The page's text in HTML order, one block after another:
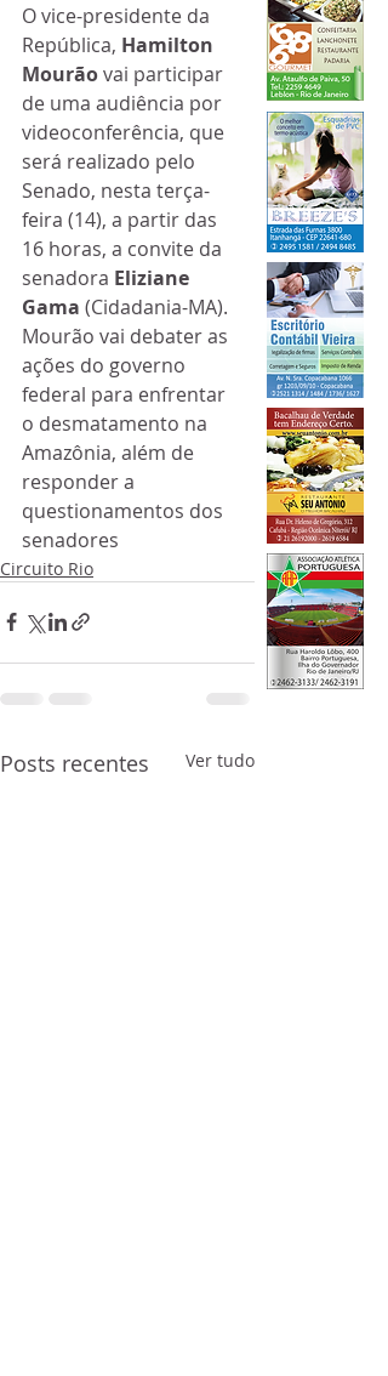
O vice-presidente da
República, Hamilton
Mourão vai participar
de uma audiência por
videoconferência, que
será realizado pelo
Senado, nesta terça-
feira (14), a partir das
16 horas, a convite da
senadora Eliziane
Gama (Cidadania-MA).
Mourão vai debater as
ações do governo
federal para enfrentar
o desmatamento na
Amazônia, além de
responder a
questionamentos dos
senadores
Circuito Rio
Posts recentes Ver tudo